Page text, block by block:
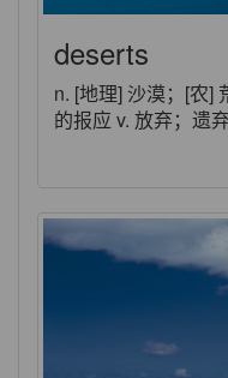
deserts
n. [地理] 沙漠；[农]
的报应 v. 放弃；遗